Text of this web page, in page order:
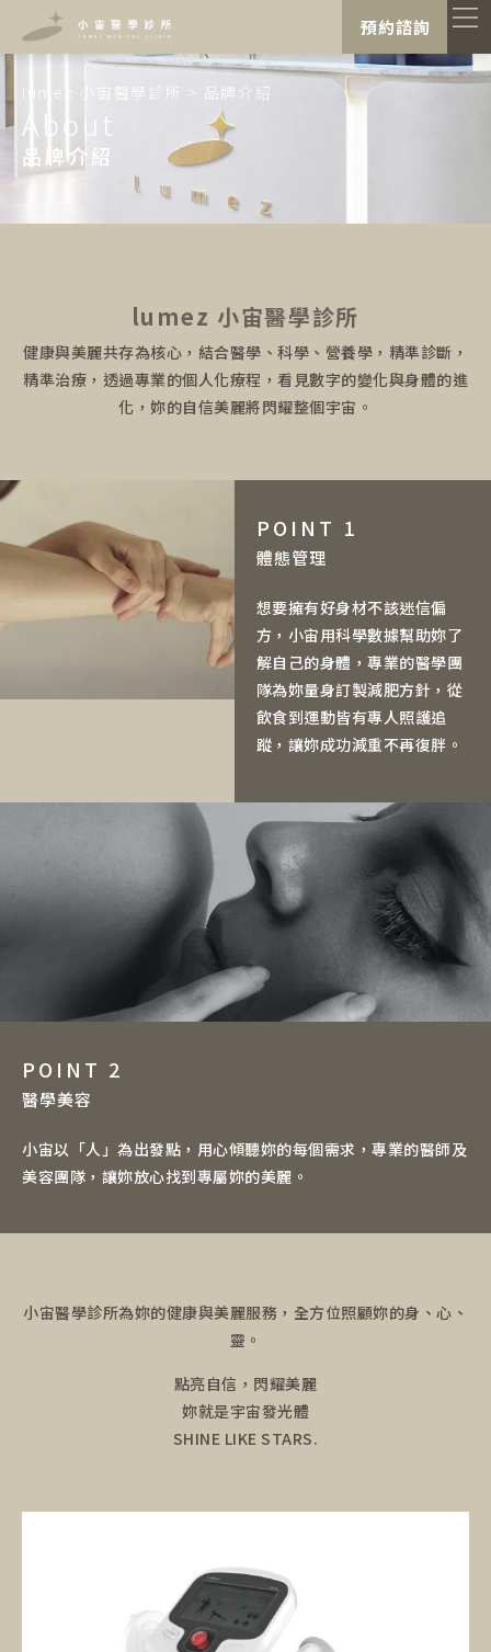
預約諮詢
lumez 小宙醫學診所 > 品牌介紹
About
品牌介紹
lumez 小宙醫學診所
健康與美麗共存為核心，結合醫學、科學、營養學，精準診斷，
精準治療，透過專業的個人化療程，看見數字的變化與身體的進
化，妳的自信美麗將閃耀整個宇宙。
POINT 1
體態管理
想要擁有好身材不該迷信偏
方，小宙用科學數據幫助妳了
解自己的身體，專業的醫學團
隊為妳量身訂製減肥方針，從
飲食到運動皆有專人照護追
蹤，讓妳成功減重不再復胖。
POINT 2
醫學美容
小宙以「人」為出發點，用心傾聽妳的每個需求，專業的醫師及
美容團隊，讓妳放心找到專屬妳的美麗。
小宙醫學診所為妳的健康與美麗服務，全方位照顧妳的身、心、
靈。
點亮自信，閃耀美麗
妳就是宇宙發光體
SHINE LIKE STARS.